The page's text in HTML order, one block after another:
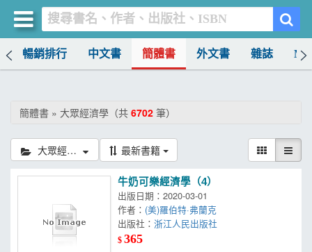
暢銷排行 中文書 簡體書 外文書 雜誌
簡體書 » 大眾經濟學（共 6702 筆）
大眾經濟學 最新書籍
牛奶可樂經濟學（4）
出版日期：2020-03-01
作者： (美)羅伯特·弗蘭克
出版社：浙江人民出版社
$365
買書網
書店暢銷榜
簡體書